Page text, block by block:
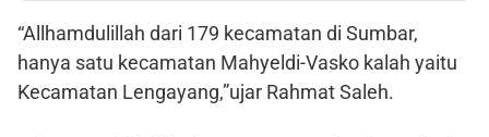
“Allhamdulillah dari 179 kecamatan di Sumbar,
hanya satu kecamatan Mahyeldi-Vasko kalah yaitu
Kecamatan Lengayang,”ujar Rahmat Saleh.